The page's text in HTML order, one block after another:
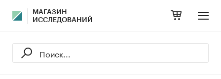
МАГАЗИН
ИССЛЕДОВАНИЙ